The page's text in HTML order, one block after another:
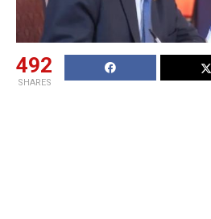
492
SHARES